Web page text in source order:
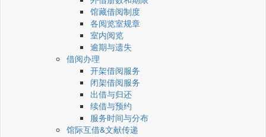
馆藏借阅制度
各阅览室规章
室内阅览
逾期与遗失
借阅办理
开架借阅服务
闭架借阅服务
出借与归还
续借与预约
服务时间与分布
馆际互借&文献传递